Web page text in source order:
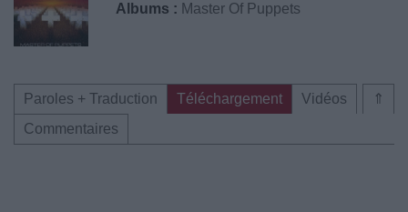
Albums : Master Of Puppets
⇑
Paroles + Traduction Téléchargement
Vidéos
Commentaires